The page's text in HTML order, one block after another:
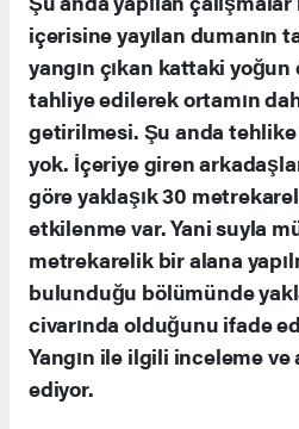
içerisine yayılan dumanın
yangın çıkan kattaki
tahliye edilerek ortamın
getirilmesi. Şu anda tehlike
yok. İçeriye giren
göre yaklaşık 30
etkilenme var. Yani suyla
metrekarelik bir alana
bulunduğu bölümünde
civarında olduğunu ifade
Yangın ile ilgili inceleme ve
ediyor.